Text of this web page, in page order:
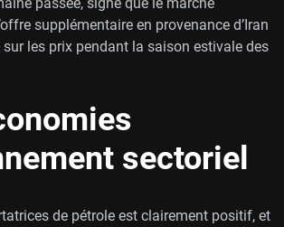
supplémentaire en provenance d’Iran
les prix pendant la saison estivale des
sectoriel
de pétrole est clairement positif, et